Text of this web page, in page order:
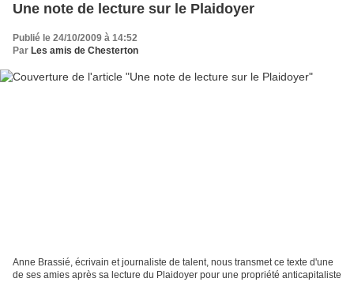
Une note de lecture sur le Plaidoyer
Publié le 24/10/2009 à 14:52
Par Les amis de Chesterton
Anne Brassié, écrivain et journaliste de talent, nous transmet ce texte d'une
de ses amies après sa lecture du Plaidoyer pour une propriété anticapitaliste